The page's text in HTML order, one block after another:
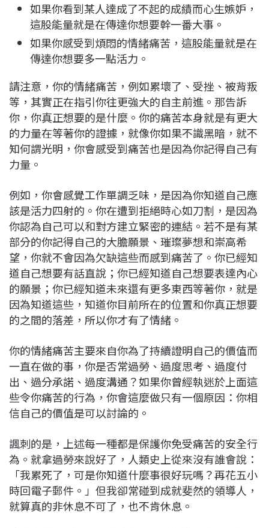
如果你看到某人達成了不起的成績而心生嫉妒，
這股能量就是在傳達你想要幹一番大事。
如果你感受到煩悶的情緒痛苦，這股能量就是在
傳達你想要多一點活力。
請注意，你的情緒痛苦，例如累壞了、受挫、被背叛
等，其實正在指引你往更強大的自主前進。那告訴
你，你真正想要的是什麼。你的痛苦本身就是有更大
的力量在等著你的證據，就像你如果不識黑暗，就不
知何謂光明，你會感受到痛苦也是因為你記得自己有
力量。
例如，你會感覺工作單調乏味，是因為你知道自己應
該是活力四射的。你在遭到拒絕時心如刀割，是因為
你認為自己可以和對方建立緊密的連結。若不是有某
部分的你記得自己的大膽願景、璀璨夢想和崇高希
望，你就不會因為欠缺這些而感到痛苦了。你已經知
道自己想要有話直說；你已經知道自己想要表達內心
的願景；你已經知道未來還有更多東西等著你，就是
因為知道這些，知道你目前所在的位置和你真正想要
的之間的落差，所以你才有了情緒。
你的情緒痛苦主要來自你為了持續證明自己的價值而
一直在做的事，你是否常過勞、過度思考、過度付
出、過分承諾、過度溝通？如果你曾經執迷於上面這
些令你痛苦的行為，你會這麼做只有一個原因：你相
信自己的價值是可以討論的。
諷刺的是，上述每一種都是保護你免受痛苦的安全行
為。就拿過勞來說好了，人類史上從來沒有誰會說：
「我累死了，可是你知道什麼事很好玩嗎？再花五小
時回電子郵件。」但我卻常碰到成就斐然的領導人，
就算真的非休息不可了，也不肯休息。